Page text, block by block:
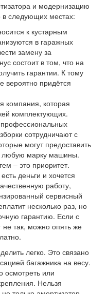
и модернизацию
в следующих местах:
к кустарным
в гаражных
замену за
состоит в том, что на
гарантии. К тому
вероятно придётся
компания, которая
комплектующих.
сотрудничают с
могут предоставить
любую марку машины.
– это приоритет.
деньги и хочется
работу,
сервисный
несколько раз, но
гарантию. Если с
не так, можно опять же
легко. Это связано
багажника на весу.
осмотреть или
Нельзя